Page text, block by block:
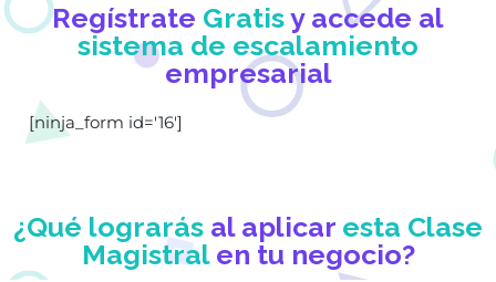
Regístrate Gratisy accede al
sistema de escalamiento
empresarial
[ninja_form id='16']
¿Qué lograrás al aplicar esta Clase
Magistral en tu negocio?